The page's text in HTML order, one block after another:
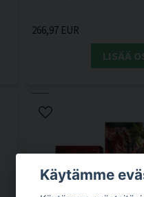
266,97 EUR
LISÄÄ
Käytämme